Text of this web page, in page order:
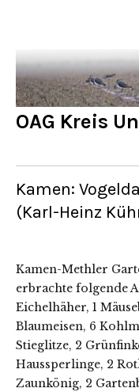
OAG Kreis
Kamen:
(Karl-Heinz
Kamen-Methler
erbrachte folgende
Eichelhäher, 1
Blaumeisen, 6
Stieglitze, 2
Haussperlinge, 2
Zaunkönig, 2